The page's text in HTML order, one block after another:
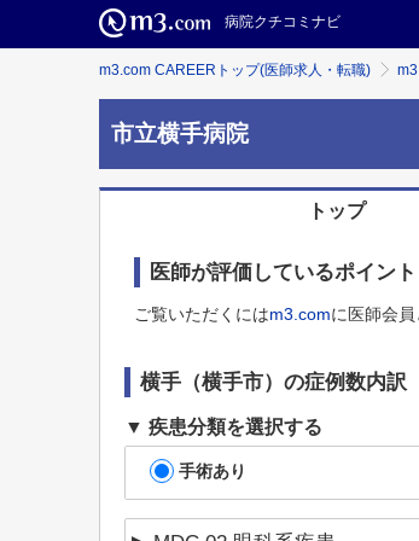
病院クチコミナビ
m3.com CAREERトップ(医師求人・転職)
市立横手病院
トップ
医師が評価しているポイント
ご覧いただくにはm3.comに医師会員
横手（横手市） の症例数内訳
疾患分類を選択する
手術あり